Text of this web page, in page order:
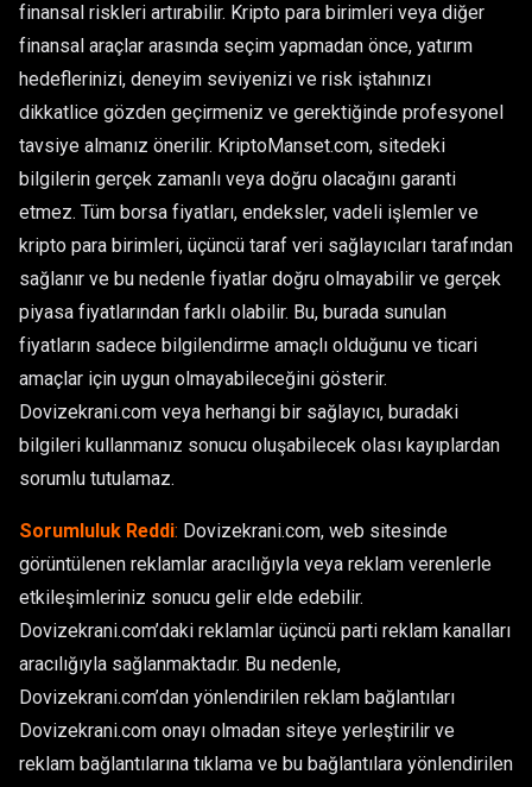
finansal riskleri artırabilir. Kripto para birimleri veya diğer
finansal araçlar arasında seçim yapmadan önce, yatırım
hedeflerinizi, deneyim seviyenizi ve risk iştahınızı
dikkatlice gözden geçirmeniz ve gerektiğinde profesyonel
tavsiye almanız önerilir. KriptoManset.com, sitedeki
bilgilerin gerçek zamanlı veya doğru olacağını garanti
etmez. Tüm borsa fiyatları, endeksler, vadeli işlemler ve
kripto para birimleri, üçüncü taraf veri sağlayıcıları tarafından
sağlanır ve bu nedenle fiyatlar doğru olmayabilir ve gerçek
piyasa fiyatlarından farklı olabilir. Bu, burada sunulan
fiyatların sadece bilgilendirme amaçlı olduğunu ve ticari
amaçlar için uygun olmayabileceğini gösterir.
Dovizekrani.com veya herhangi bir sağlayıcı, buradaki
bilgileri kullanmanız sonucu oluşabilecek olası kayıplardan
sorumlu tutulamaz.
Sorumluluk Reddi: Dovizekrani.com, web sitesinde
görüntülenen reklamlar aracılığıyla veya reklam verenlerle
etkileşimleriniz sonucu gelir elde edebilir.
Dovizekrani.com’daki reklamlar üçüncü parti reklam kanalları
aracılığıyla sağlanmaktadır. Bu nedenle,
Dovizekrani.com’dan yönlendirilen reklam bağlantıları
Dovizekrani.com onayı olmadan siteye yerleştirilir ve
reklam bağlantılarına tıklama ve bu bağlantılara yönlendirilen